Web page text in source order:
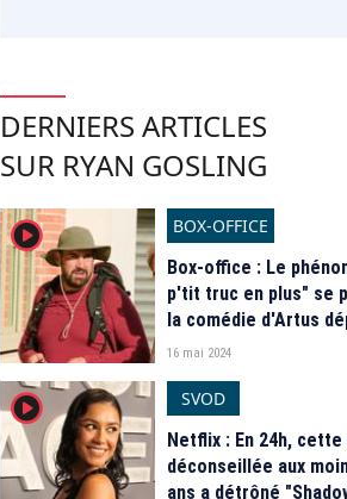
DERNIERS ARTICLES
SUR RYAN GOSLING
player2
BOX-OFFICE
Box-office : Le
p'tit truc en plus" se
la comédie d'Artus
2 millions d'entrées
16 mai 2024
player2
SVOD
Netflix : En 24h,
déconseillée aux
ans a détrôné